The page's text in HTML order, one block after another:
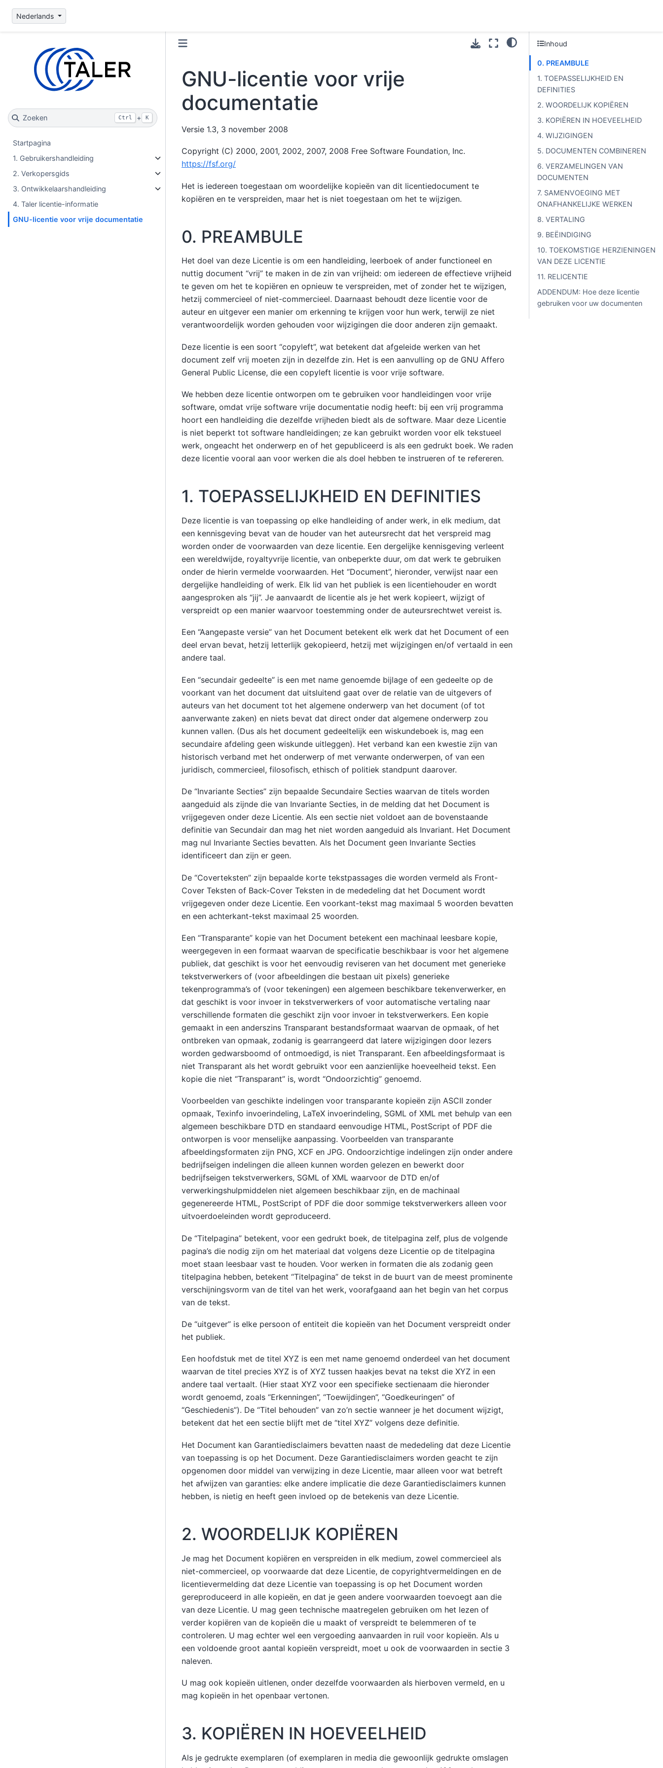
Nederlands
Zoeken Ctrl + K
Startpagina
1. Gebruikershandleiding
2. Verkopersgids
3. Ontwikkelaarshandleiding
4. Taler licentie-informatie
GNU-licentie voor vrije documentatie
GNU-licentie voor vrije
documentatie
Versie 1.3, 3 november 2008
Copyright (C) 2000, 2001, 2002, 2007, 2008 Free Software Foundation, Inc.
https://fsf.org/
Het is iedereen toegestaan om woordelijke kopieën van dit licentiedocument te
kopiëren en te verspreiden, maar het is niet toegestaan om het te wijzigen.
0. PREAMBULE
Het doel van deze Licentie is om een handleiding, leerboek of ander functioneel en
nuttig document “vrij” te maken in de zin van vrijheid: om iedereen de effectieve vrijheid
te geven om het te kopiëren en opnieuw te verspreiden, met of zonder het te wijzigen,
hetzij commercieel of niet-commercieel. Daarnaast behoudt deze licentie voor de
auteur en uitgever een manier om erkenning te krijgen voor hun werk, terwijl ze niet
verantwoordelijk worden gehouden voor wijzigingen die door anderen zijn gemaakt.
Deze licentie is een soort “copyleft”, wat betekent dat afgeleide werken van het
document zelf vrij moeten zijn in dezelfde zin. Het is een aanvulling op de GNU Affero
General Public License, die een copyleft licentie is voor vrije software.
We hebben deze licentie ontworpen om te gebruiken voor handleidingen voor vrije
software, omdat vrije software vrije documentatie nodig heeft: bij een vrij programma
hoort een handleiding die dezelfde vrijheden biedt als de software. Maar deze Licentie
is niet beperkt tot software handleidingen; ze kan gebruikt worden voor elk tekstueel
werk, ongeacht het onderwerp en of het gepubliceerd is als een gedrukt boek. We raden
deze licentie vooral aan voor werken die als doel hebben te instrueren of te refereren.
1. TOEPASSELIJKHEID EN DEFINITIES
Deze licentie is van toepassing op elke handleiding of ander werk, in elk medium, dat
een kennisgeving bevat van de houder van het auteursrecht dat het verspreid mag
worden onder de voorwaarden van deze licentie. Een dergelijke kennisgeving verleent
een wereldwijde, royaltyvrije licentie, van onbeperkte duur, om dat werk te gebruiken
onder de hierin vermelde voorwaarden. Het “Document”, hieronder, verwijst naar een
dergelijke handleiding of werk. Elk lid van het publiek is een licentiehouder en wordt
aangesproken als “jij”. Je aanvaardt de licentie als je het werk kopieert, wijzigt of
verspreidt op een manier waarvoor toestemming onder de auteursrechtwet vereist is.
Een “Aangepaste versie” van het Document betekent elk werk dat het Document of een
deel ervan bevat, hetzij letterlijk gekopieerd, hetzij met wijzigingen en/of vertaald in een
andere taal.
Een “secundair gedeelte” is een met name genoemde bijlage of een gedeelte op de
voorkant van het document dat uitsluitend gaat over de relatie van de uitgevers of
auteurs van het document tot het algemene onderwerp van het document (of tot
aanverwante zaken) en niets bevat dat direct onder dat algemene onderwerp zou
kunnen vallen. (Dus als het document gedeeltelijk een wiskundeboek is, mag een
secundaire afdeling geen wiskunde uitleggen). Het verband kan een kwestie zijn van
historisch verband met het onderwerp of met verwante onderwerpen, of van een
juridisch, commercieel, filosofisch, ethisch of politiek standpunt daarover.
De “Invariante Secties” zijn bepaalde Secundaire Secties waarvan de titels worden
aangeduid als zijnde die van Invariante Secties, in de melding dat het Document is
vrijgegeven onder deze Licentie. Als een sectie niet voldoet aan de bovenstaande
definitie van Secundair dan mag het niet worden aangeduid als Invariant. Het Document
mag nul Invariante Secties bevatten. Als het Document geen Invariante Secties
identificeert dan zijn er geen.
De “Coverteksten” zijn bepaalde korte tekstpassages die worden vermeld als Front-
Cover Teksten of Back-Cover Teksten in de mededeling dat het Document wordt
vrijgegeven onder deze Licentie. Een voorkant-tekst mag maximaal 5 woorden bevatten
en een achterkant-tekst maximaal 25 woorden.
Een “Transparante” kopie van het Document betekent een machinaal leesbare kopie,
weergegeven in een formaat waarvan de specificatie beschikbaar is voor het algemene
publiek, dat geschikt is voor het eenvoudig reviseren van het document met generieke
tekstverwerkers of (voor afbeeldingen die bestaan uit pixels) generieke
tekenprogramma’s of (voor tekeningen) een algemeen beschikbare tekenverwerker, en
dat geschikt is voor invoer in tekstverwerkers of voor automatische vertaling naar
verschillende formaten die geschikt zijn voor invoer in tekstverwerkers. Een kopie
gemaakt in een anderszins Transparant bestandsformaat waarvan de opmaak, of het
ontbreken van opmaak, zodanig is gearrangeerd dat latere wijzigingen door lezers
worden gedwarsboomd of ontmoedigd, is niet Transparant. Een afbeeldingsformaat is
niet Transparant als het wordt gebruikt voor een aanzienlijke hoeveelheid tekst. Een
kopie die niet “Transparant” is, wordt “Ondoorzichtig” genoemd.
Voorbeelden van geschikte indelingen voor transparante kopieën zijn ASCII zonder
opmaak, Texinfo invoerindeling, LaTeX invoerindeling, SGML of XML met behulp van een
algemeen beschikbare DTD en standaard eenvoudige HTML, PostScript of PDF die
ontworpen is voor menselijke aanpassing. Voorbeelden van transparante
afbeeldingsformaten zijn PNG, XCF en JPG. Ondoorzichtige indelingen zijn onder andere
bedrijfseigen indelingen die alleen kunnen worden gelezen en bewerkt door
bedrijfseigen tekstverwerkers, SGML of XML waarvoor de DTD en/of
verwerkingshulpmiddelen niet algemeen beschikbaar zijn, en de machinaal
gegenereerde HTML, PostScript of PDF die door sommige tekstverwerkers alleen voor
uitvoerdoeleinden wordt geproduceerd.
De “Titelpagina” betekent, voor een gedrukt boek, de titelpagina zelf, plus de volgende
pagina’s die nodig zijn om het materiaal dat volgens deze Licentie op de titelpagina
moet staan leesbaar vast te houden. Voor werken in formaten die als zodanig geen
titelpagina hebben, betekent “Titelpagina” de tekst in de buurt van de meest prominente
verschijningsvorm van de titel van het werk, voorafgaand aan het begin van het corpus
van de tekst.
De “uitgever” is elke persoon of entiteit die kopieën van het Document verspreidt onder
het publiek.
Een hoofdstuk met de titel XYZ is een met name genoemd onderdeel van het document
waarvan de titel precies XYZ is of XYZ tussen haakjes bevat na tekst die XYZ in een
andere taal vertaalt. (Hier staat XYZ voor een specifieke sectienaam die hieronder
wordt genoemd, zoals “Erkenningen”, “Toewijdingen”, “Goedkeuringen” of
“Geschiedenis”). De “Titel behouden” van zo’n sectie wanneer je het document wijzigt,
betekent dat het een sectie blijft met de “titel XYZ” volgens deze definitie.
Het Document kan Garantiedisclaimers bevatten naast de mededeling dat deze Licentie
van toepassing is op het Document. Deze Garantiedisclaimers worden geacht te zijn
opgenomen door middel van verwijzing in deze Licentie, maar alleen voor wat betreft
het afwijzen van garanties: elke andere implicatie die deze Garantiedisclaimers kunnen
hebben, is nietig en heeft geen invloed op de betekenis van deze Licentie.
2. WOORDELIJK KOPIËREN
Je mag het Document kopiëren en verspreiden in elk medium, zowel commercieel als
niet-commercieel, op voorwaarde dat deze Licentie, de copyrightvermeldingen en de
licentievermelding dat deze Licentie van toepassing is op het Document worden
gereproduceerd in alle kopieën, en dat je geen andere voorwaarden toevoegt aan die
van deze Licentie. U mag geen technische maatregelen gebruiken om het lezen of
verder kopiëren van de kopieën die u maakt of verspreidt te belemmeren of te
controleren. U mag echter wel een vergoeding aanvaarden in ruil voor kopieën. Als u
een voldoende groot aantal kopieën verspreidt, moet u ook de voorwaarden in sectie 3
naleven.
U mag ook kopieën uitlenen, onder dezelfde voorwaarden als hierboven vermeld, en u
mag kopieën in het openbaar vertonen.
3. KOPIËREN IN HOEVEELHEID
Als je gedrukte exemplaren (of exemplaren in media die gewoonlijk gedrukte omslagen
Inhoud
0. PREAMBULE
1. TOEPASSELIJKHEID EN
DEFINITIES
2. WOORDELIJK KOPIËREN
3. KOPIËREN IN HOEVEELHEID
4. WIJZIGINGEN
5. DOCUMENTEN COMBINEREN
6. VERZAMELINGEN VAN
DOCUMENTEN
7. SAMENVOEGING MET
ONAFHANKELIJKE WERKEN
8. VERTALING
9. BEËINDIGING
10. TOEKOMSTIGE HERZIENINGEN
VAN DEZE LICENTIE
11. RELICENTIE
ADDENDUM: Hoe deze licentie
gebruiken voor uw documenten